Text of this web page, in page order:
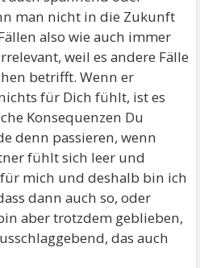
man nicht in die Zukunft
also wie auch immer
weil es andere Fälle
betrifft. Wenn er
für Dich fühlt, ist es
Konsequenzen Du
denn passieren, wenn
fühlt sich leer und
mich und deshalb bin ich
dann auch so, oder
aber trotzdem geblieben,
das auch